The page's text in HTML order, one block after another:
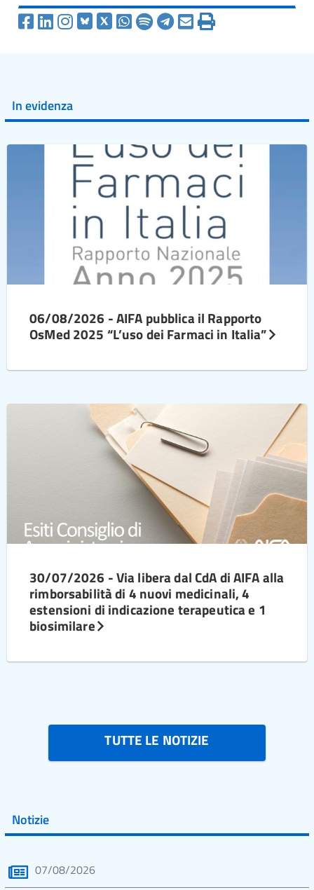
In evidenza
06/08/2026 - AIFA pubblica il Rapporto
OsMed 2025 “L’uso dei Farmaci in Italia”
30/07/2026 - Via libera dal CdA di AIFA alla
rimborsabilità di 4 nuovi medicinali, 4
estensioni di indicazione terapeutica e 1
biosimilare
TUTTE LE NOTIZIE
Notizie
07/08/2026